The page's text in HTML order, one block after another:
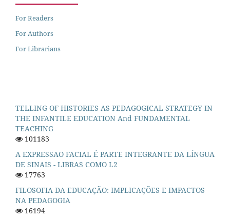
For Readers
For Authors
For Librarians
TELLING OF HISTORIES AS PEDAGOGICAL STRATEGY IN
THE INFANTILE EDUCATION And FUNDAMENTAL
TEACHING
101183
A EXPRESSAO FACIAL É PARTE INTEGRANTE DA LÍNGUA
DE SINAIS - LIBRAS COMO L2
17763
FILOSOFIA DA EDUCAÇÃO: IMPLICAÇÕES E IMPACTOS
NA PEDAGOGIA
16194